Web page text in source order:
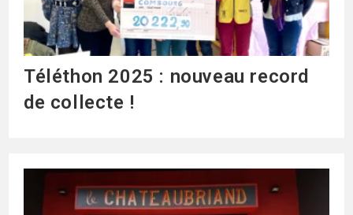
Téléthon 2025 : nouveau record
de collecte !